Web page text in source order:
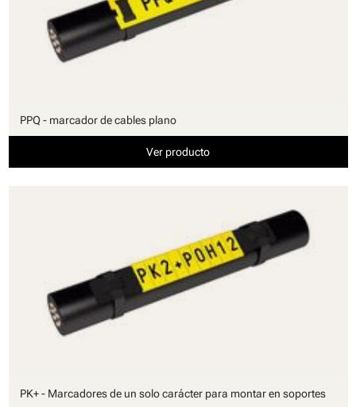
PPQ - marcador de cables plano
Ver producto
PK+ - Marcadores de un solo carácter para montar en soportes